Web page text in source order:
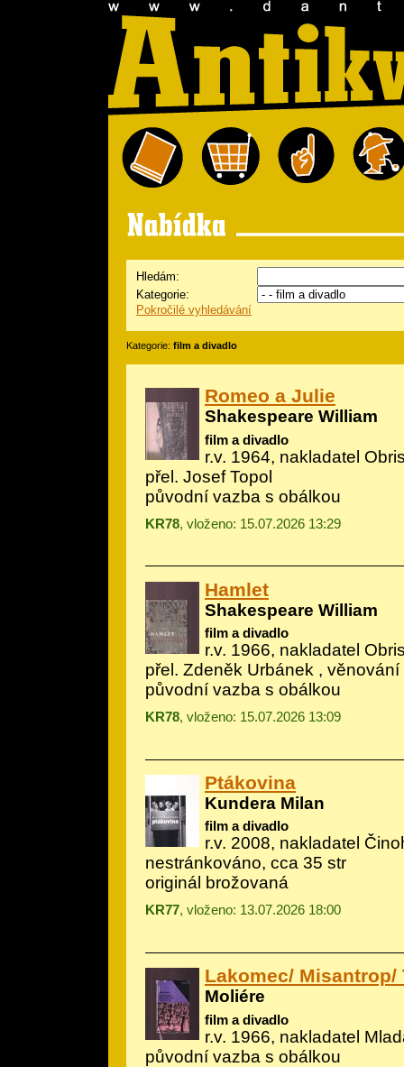
Hledám:
Kategorie:
Pokročilé vyhledávání
Kategorie: film a divadlo
Romeo a Julie
Shakespeare William
film a divadlo
r.v. 1964, nakladatel
přel. Josef Topol
původní vazba s obálkou
KR78, vloženo: 15.07.2026 13:29
Hamlet
Shakespeare William
film a divadlo
r.v. 1966, nakladatel
přel. Zdeněk Urbánek ,
původní vazba s obálkou
KR78, vloženo: 15.07.2026 13:09
Ptákovina
Kundera Milan
film a divadlo
r.v. 2008, nakladatel
nestránkováno, cca 35 str
originál brožovaná
KR77, vloženo: 13.07.2026 18:00
Lakomec/ Misantrop/
Moliére
film a divadlo
r.v. 1966, nakladatel
původní vazba s obálkou